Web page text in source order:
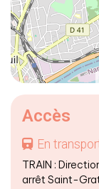
Accès
En
TRAIN :
arrêt Saint-